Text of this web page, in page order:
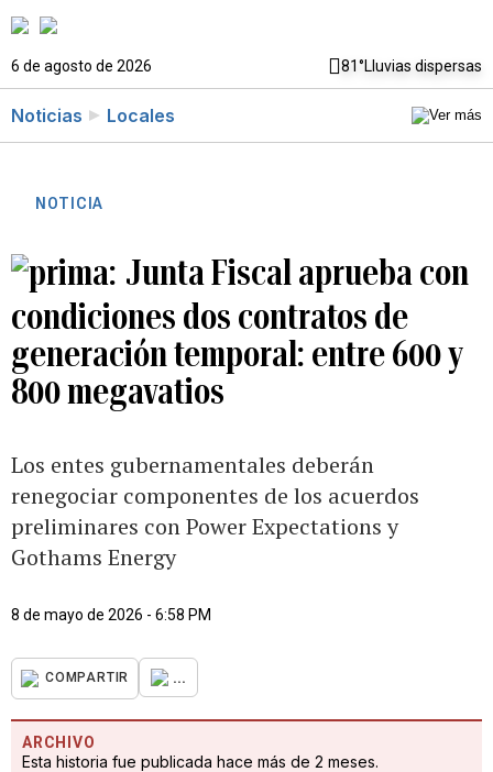
6 de agosto de 2026 81°Lluvias dispersas
Noticias Locales
NOTICIA
Junta Fiscal aprueba con
condiciones dos contratos de
generación temporal: entre 600 y
800 megavatios
Los entes gubernamentales deberán
renegociar componentes de los acuerdos
preliminares con Power Expectations y
Gothams Energy
8 de mayo de 2026 - 6:58 PM
COMPARTIR ...
ARCHIVO
Esta historia fue publicada hace más de 2 meses.